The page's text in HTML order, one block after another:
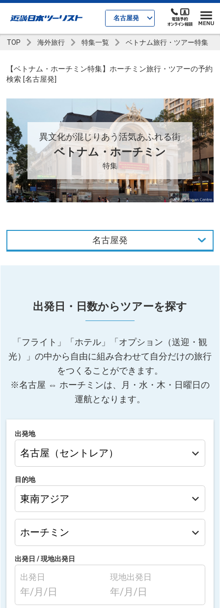
名古屋発
TOP 海外旅行 特集一覧 ベトナム旅行・ツアー特集
【ベトナム・ホーチミン特集】ホーチミン旅行・ツアーの予約
検索 [名古屋発]
異文化が混じりあう活気あふれる街
ベトナム・ホーチミン
特集
名古屋発
名古屋発
出発日・日数からツアーを探す
「フライト」「ホテル」「オプション（送迎・観
光）」の中から自由に組み合わせて自分だけの旅行
をつくることができます。
※名古屋 ⇔ ホーチミンは、月・水・木・日曜日の
運航となります。
出発地
目的地
出発日 /現地出発日
出発日
年/月/日
現地出発日
年/月/日